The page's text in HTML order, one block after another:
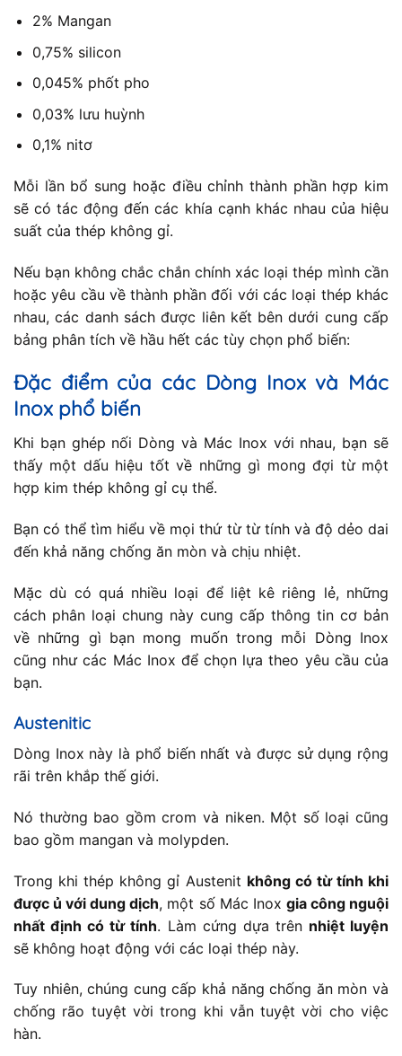
2% Mangan
0,75% silicon
0,045% phốt pho
0,03% lưu huỳnh
0,1% nitơ
Mỗi lần bổ sung hoặc điều chỉnh thành phần hợp kim
sẽ có tác động đến các khía cạnh khác nhau của hiệu
suất của thép không gỉ.
Nếu bạn không chắc chắn chính xác loại thép mình cần
hoặc yêu cầu về thành phần đối với các loại thép khác
nhau, các danh sách được liên kết bên dưới cung cấp
bảng phân tích về hầu hết các tùy chọn phổ biến:
Đặc điểm của các Dòng Inox và Mác
Inox phổ biến
Khi bạn ghép nối Dòng và Mác Inox với nhau, bạn sẽ
thấy một dấu hiệu tốt về những gì mong đợi từ một
hợp kim thép không gỉ cụ thể.
Bạn có thể tìm hiểu về mọi thứ từ từ tính và độ dẻo dai
đến khả năng chống ăn mòn và chịu nhiệt.
Mặc dù có quá nhiều loại để liệt kê riêng lẻ, những
cách phân loại chung này cung cấp thông tin cơ bản
về những gì bạn mong muốn trong mỗi Dòng Inox
cũng như các Mác Inox để chọn lựa theo yêu cầu của
bạn.
Austenitic
Dòng Inox này là phổ biến nhất và được sử dụng rộng
rãi trên khắp thế giới.
Nó thường bao gồm crom và niken. Một số loại cũng
bao gồm mangan và molypden.
Trong khi thép không gỉ Austenit không có từ tính khi
được ủ với dung dịch, một số Mác Inox gia công nguội
nhất định có từ tính. Làm cứng dựa trên nhiệt luyện
sẽ không hoạt động với các loại thép này.
Tuy nhiên, chúng cung cấp khả năng chống ăn mòn và
chống rão tuyệt vời trong khi vẫn tuyệt vời cho việc
hàn.